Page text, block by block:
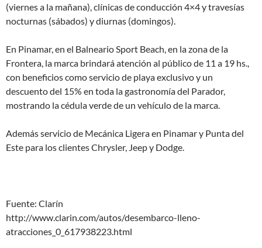
(viernes a la mañana), clínicas de conducción 4×4 y travesías
nocturnas (sábados) y diurnas (domingos).
En Pinamar, en el Balneario Sport Beach, en la zona de la
Frontera, la marca brindará atención al público de 11 a 19 hs.,
con beneficios como servicio de playa exclusivo y un
descuento del 15% en toda la gastronomía del Parador,
mostrando la cédula verde de un vehículo de la marca.
Además servicio de Mecánica Ligera en Pinamar y Punta del
Este para los clientes Chrysler, Jeep y Dodge.
Fuente: Clarín
http://www.clarin.com/autos/desembarco-lleno-
atracciones_0_617938223.html